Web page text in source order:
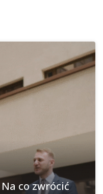
co zwrócić